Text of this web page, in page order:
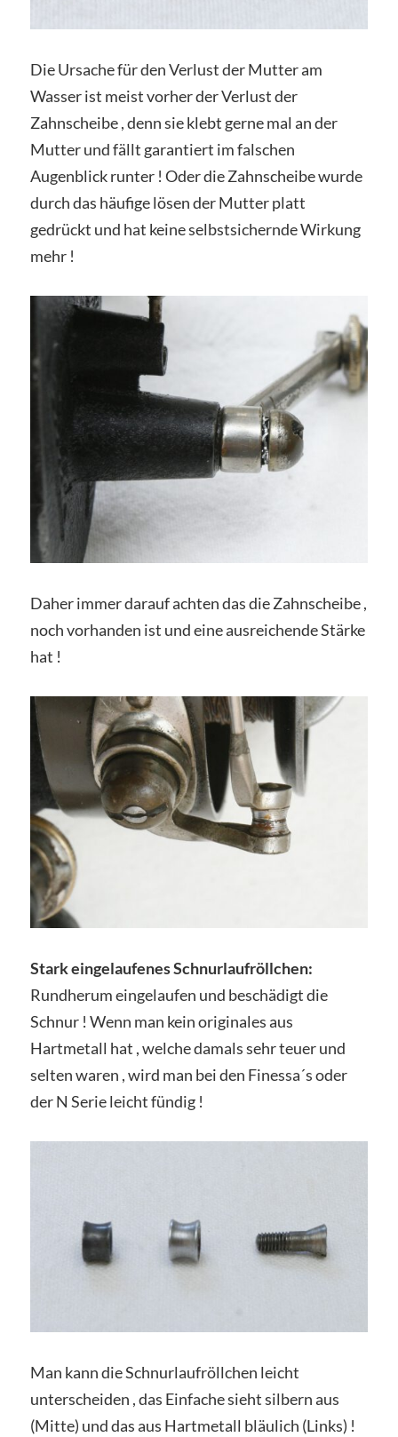
Die Ursache für den Verlust der Mutter am
Wasser ist meist vorher der Verlust der
Zahnscheibe , denn sie klebt gerne mal an der
Mutter und fällt garantiert im falschen
Augenblick runter ! Oder die Zahnscheibe wurde
durch das häufige lösen der Mutter platt
gedrückt und hat keine selbstsichernde Wirkung
mehr !
Daher immer darauf achten das die Zahnscheibe ,
noch vorhanden ist und eine ausreichende Stärke
hat !
Stark eingelaufenes Schnurlaufröllchen:
Rundherum eingelaufen und beschädigt die
Schnur ! Wenn man kein originales aus
Hartmetall hat , welche damals sehr teuer und
selten waren , wird man bei den Finessa´s oder
der N Serie leicht fündig !
Man kann die Schnurlaufröllchen leicht
unterscheiden , das Einfache sieht silbern aus
(Mitte) und das aus Hartmetall bläulich (Links) !